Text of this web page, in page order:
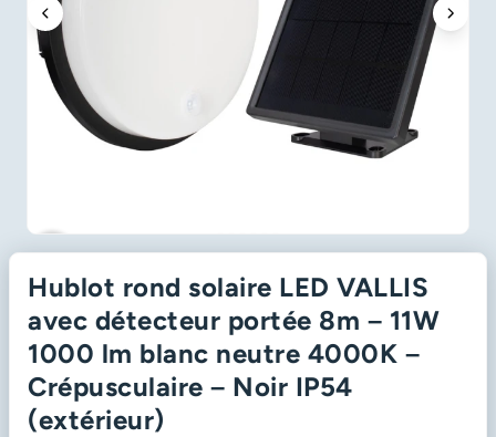
favorite_border
Hublot rond solaire LED VALLIS
avec détecteur portée 8m – 11W
1000 lm blanc neutre 4000K –
Crépusculaire – Noir IP54
(extérieur)